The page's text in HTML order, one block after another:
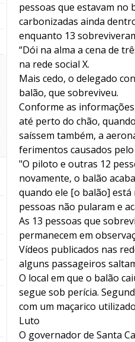
pessoas que estavam no
carbonizadas ainda
enquanto 13
“Dói na alma a cena de
na rede social X.
Mais cedo, o delegado
balão, que sobreviveu.
Conforme as
até perto do chão,
saíssem também, a
ferimentos causados
"O piloto e outras 12
novamente, o balão
quando ele [o balão] está
pessoas não pularam e
As 13 pessoas que
permanecem em
Vídeos publicados nas
alguns passageiros
O local em que o balão
segue sob perícia.
com um maçarico
Luto
O governador de Santa